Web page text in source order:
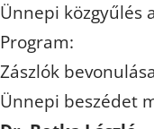
Ünnepi közgyűlés
Program:
Zászlók
Ünnepi beszédet